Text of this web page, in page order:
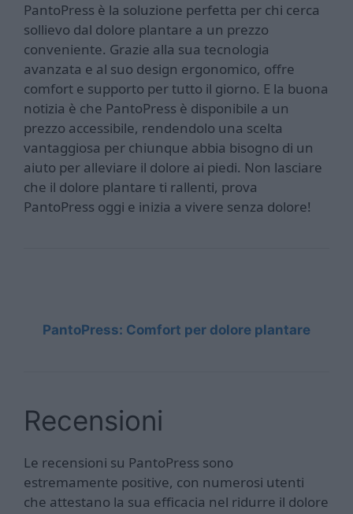
PantoPress è la soluzione perfetta per chi cerca
sollievo dal dolore plantare a un prezzo
conveniente. Grazie alla sua tecnologia
avanzata e al suo design ergonomico, offre
comfort e supporto per tutto il giorno. E la buona
notizia è che PantoPress è disponibile a un
prezzo accessibile, rendendolo una scelta
vantaggiosa per chiunque abbia bisogno di un
aiuto per alleviare il dolore ai piedi. Non lasciare
che il dolore plantare ti rallenti, prova
PantoPress oggi e inizia a vivere senza dolore!
PantoPress: Comfort per dolore plantare
Recensioni
Le recensioni su PantoPress sono
estremamente positive, con numerosi utenti
che attestano la sua efficacia nel ridurre il dolore